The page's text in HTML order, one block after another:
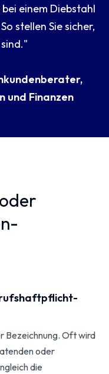
einem Diebstahl
stellen Sie sicher,
und Finanzen
Bezeichnung. Oft wird
oder
die